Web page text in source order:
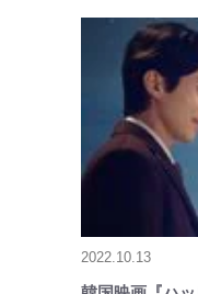
2022.10.13